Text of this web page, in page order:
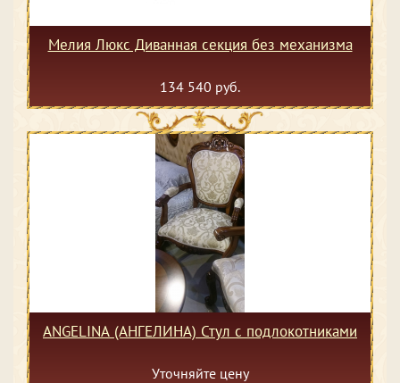
Мелия Люкс Диванная секция без механизма
134 540 руб.
ANGELINA (АНГЕЛИНА) Стул c подлокотниками
Уточняйте цену